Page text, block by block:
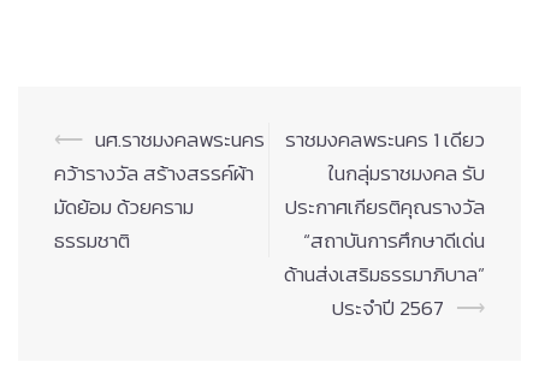
Post
navigation
⟵ นศ.ราชมงคลพระนคร
คว้ารางวัล สร้างสรรค์ผ้า
มัดย้อม ด้วยคราม
ธรรมชาติ
ราชมงคลพระนคร 1 เดียว
ในกลุ่มราชมงคล รับ
ประกาศเกียรติคุณรางวัล
“สถาบันการศึกษาดีเด่น
ด้านส่งเสริมธรรมาภิบาล”
ประจำปี 2567 ⟶